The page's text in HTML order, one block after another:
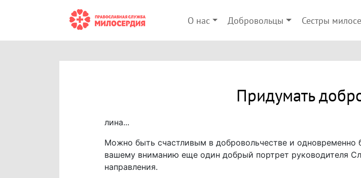
О нас Добровольцы Сестры
Придумать
лина...
Можно быть счастливым в добровольчестве и
вашему вниманию еще один добрый портрет руководителя
направления.